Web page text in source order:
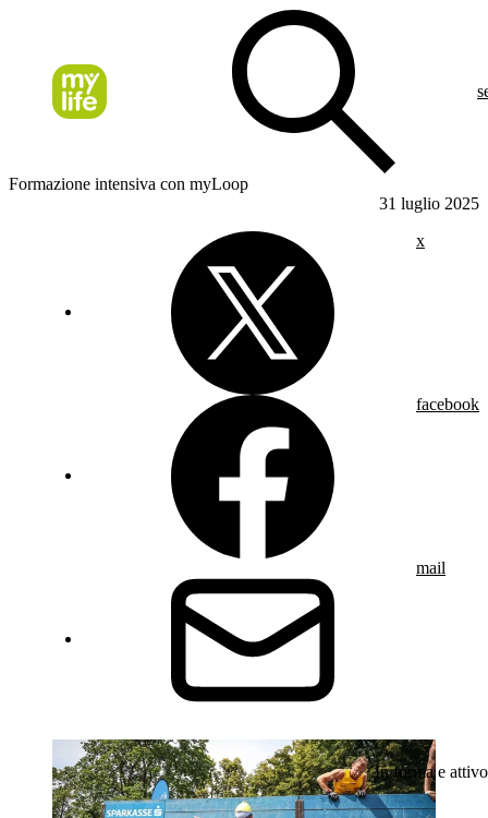
Formazione intensiva con myLoop
31 luglio 2025
x
facebook
mail
In forma e attivo